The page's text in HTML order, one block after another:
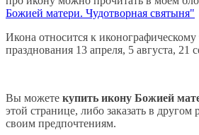
Божией матери. Чудотворная святыня"
Икона относится к
празднования 13 апреля, 5 августа, 21
Вы можете купить икону Божией
этой странице, либо заказать в другом
своим предпочтениям.